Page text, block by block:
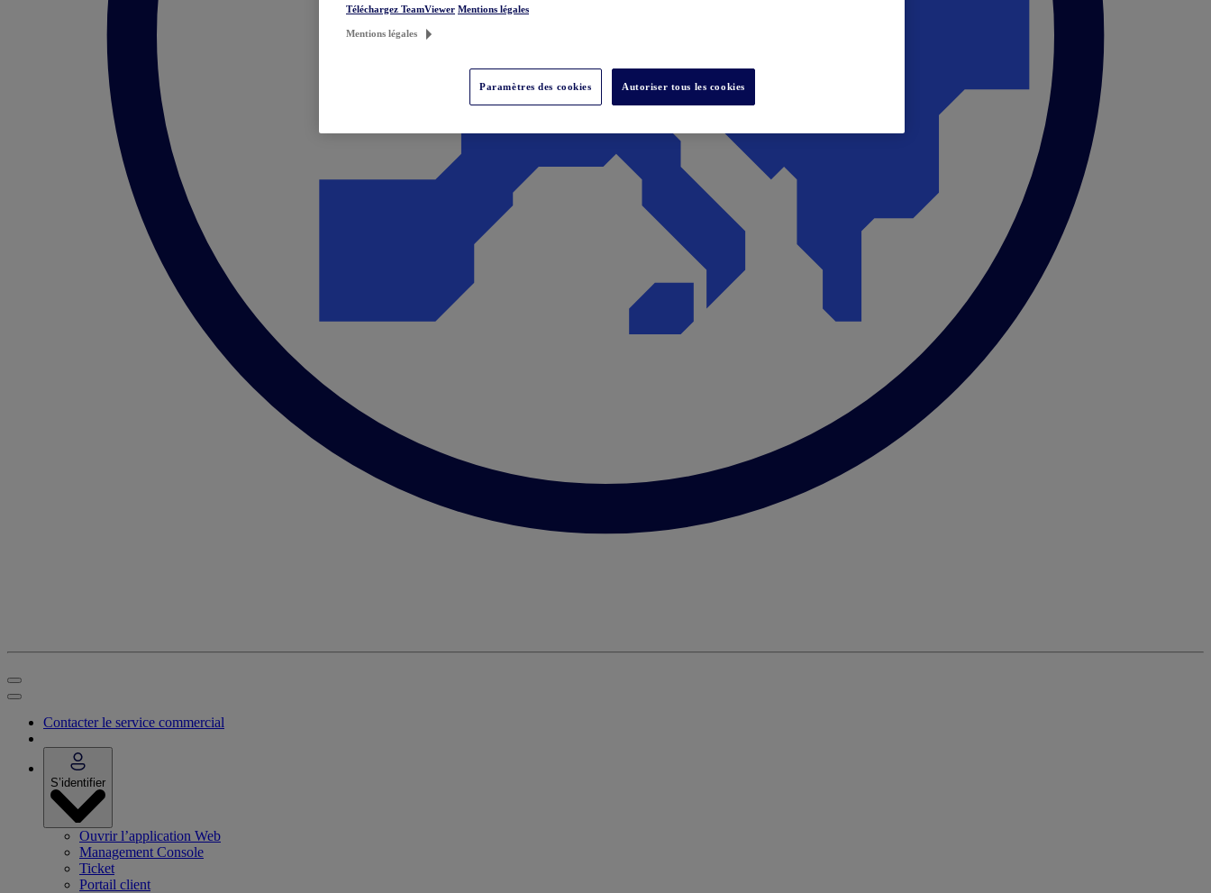
Contacter le service commercial
S’identifier
Ouvrir l’application Web
Management Console
Ticket
Portail client
Téléchargez TeamViewer Mentions légales
Mentions légales
Paramètres des cookies Autoriser tous les cookies